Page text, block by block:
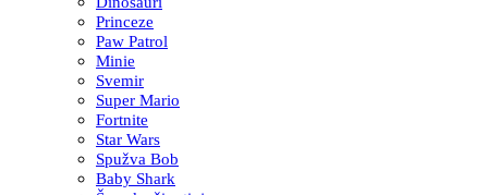
Princeze
Paw Patrol
Minie
Svemir
Super Mario
Fortnite
Star Wars
Spužva Bob
Baby Shark